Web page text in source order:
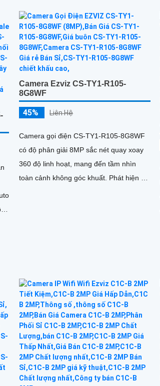
Camera Ezviz CS-TY1-R105-
8G8WF
45% Liên Hệ
Camera gọi điện CS-TY1-R105-8G8WF
có độ phân giải 8MP sắc nét quay xoay
360 độ linh hoạt, mang đến tầm nhìn
toàn cảnh không góc khuất. Phát hiện và